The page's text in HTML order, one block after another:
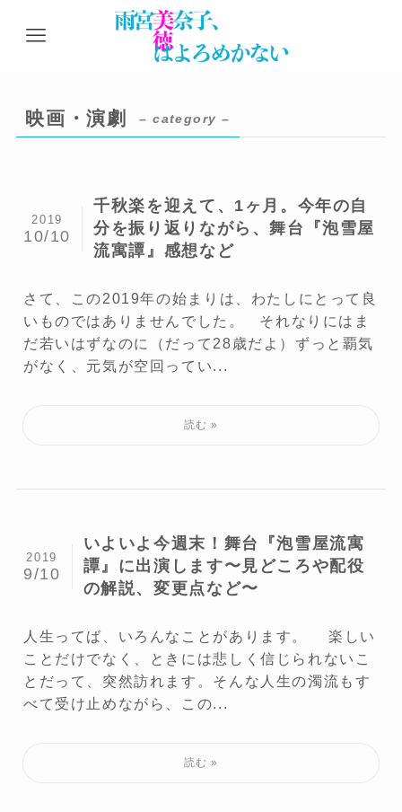
映画・演劇 – category –
千秋楽を迎えて、1ヶ月。今年の自
分を振り返りながら、舞台『泡雪屋
流寓譚』感想など
2019
10/10
さて、この2019年の始まりは、わたしにとって良
いものではありませんでした。 それなりにはま
だ若いはずなのに（だって28歳だよ）ずっと覇気
がなく、元気が空回ってい...
いよいよ今週末！舞台『泡雪屋流寓
譚』に出演します〜見どころや配役
の解説、変更点など〜
2019
9/10
人生ってば、いろんなことがあります。 楽しい
ことだけでなく、ときには悲しく信じられないこ
とだって、突然訪れます。そんな人生の濁流もす
べて受け止めながら、この...